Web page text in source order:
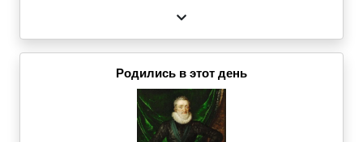
Родились в этот день